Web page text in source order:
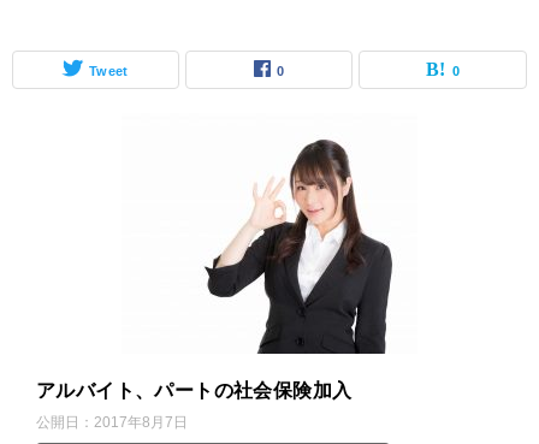
Tweet 0 0
アルバイト、パートの社会保険加入
公開日： 2017年8月7日